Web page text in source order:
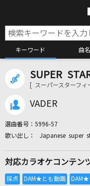
キーワード 曲名
SUPER
[ スーパースターフ
VADER
選曲番号： 5996-57
Japanese super
対応カラオケコンテン